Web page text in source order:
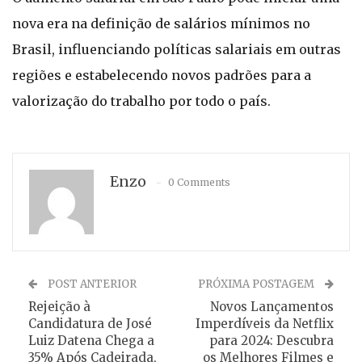
nova era na definição de salários mínimos no
Brasil, influenciando políticas salariais em outras
regiões e estabelecendo novos padrões para a
valorização do trabalho por todo o país.
Enzo 0 Comments
POST ANTERIOR
Rejeição à
Candidatura de José
Luiz Datena Chega a
35% Após Cadeirada,
PRÓXIMA POSTAGEM
Novos Lançamentos
Imperdíveis da Netflix
para 2024: Descubra
os Melhores Filmes e